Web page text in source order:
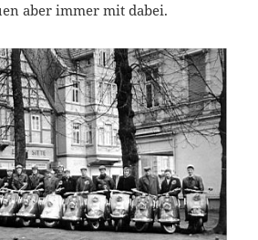
aber immer mit dabei.